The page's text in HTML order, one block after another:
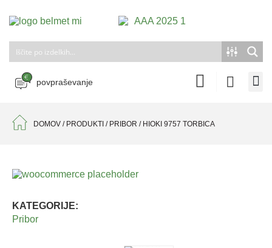
povpraševanje
DOMOV / PRODUKTI / PRIBOR / HIOKI 9757 TORBICA
KATEGORIJE:
Pribor